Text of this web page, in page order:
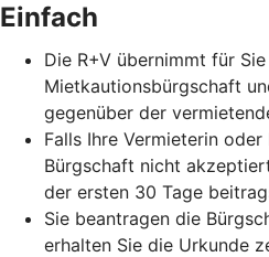
Einfach
Die R+V übernimmt für
Mietkautionsbürgschaft
gegenüber der
Falls Ihre Vermieterin
Bürgschaft nicht
der ersten 30 Tage
Sie beantragen die
erhalten Sie die Urkunde